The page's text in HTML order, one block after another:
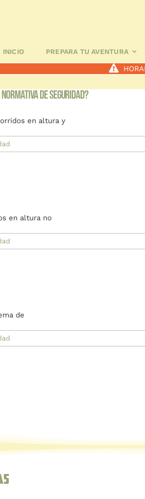
INICIO PREPARA TU AVENTURA
de seguridad?
en altura y
en altura no
de